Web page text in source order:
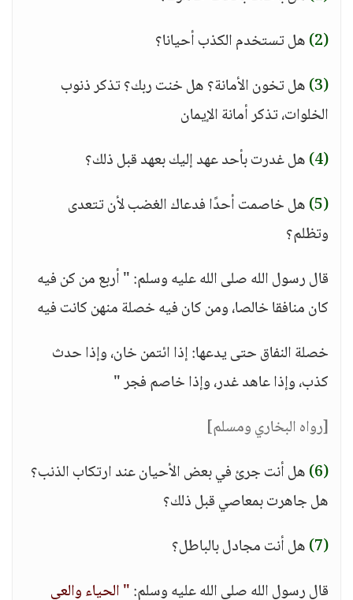
(2)
هل تستخدم الكذب أحيانا؟
(3)
هل تخون الأمانة؟ هل خنت ربك؟ تذكر ذنوب
الخلوات، تذكر أمانة الإيمان
(4)
هل غدرت بأحد عهد إليك بعهد قبل ذلك؟
(5)
هل خاصمت أحدًا فدعاك الغضب لأن تتعدى
وتظلم؟
قال رسول الله صلى الله عليه وسلم: " أربع من كن فيه
كان منافقا خالصا، ومن كان فيه خصلة منهن كانت فيه
خصلة النفاق حتى يدعها: إذا ائتمن خان، وإذا حدث
كذب، وإذا عاهد غدر، وإذا خاصم فجر "
[رواه البخاري ومسلم]
(6)
هل أنت جرئ في بعض الأحيان عند ارتكاب الذنب؟
هل جاهرت بمعاصي قبل ذلك؟
(7)
هل أنت مجادل بالباطل؟
قال رسول الله صلى الله عليه وسلم:" الحياء والعي